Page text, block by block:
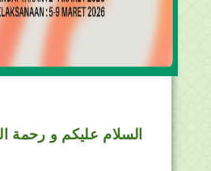
السلام عليكم و رحمة